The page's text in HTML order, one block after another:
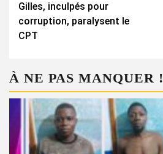
Gilles, inculpés pour
corruption, paralysent le
CPT
À NE PAS MANQUER !